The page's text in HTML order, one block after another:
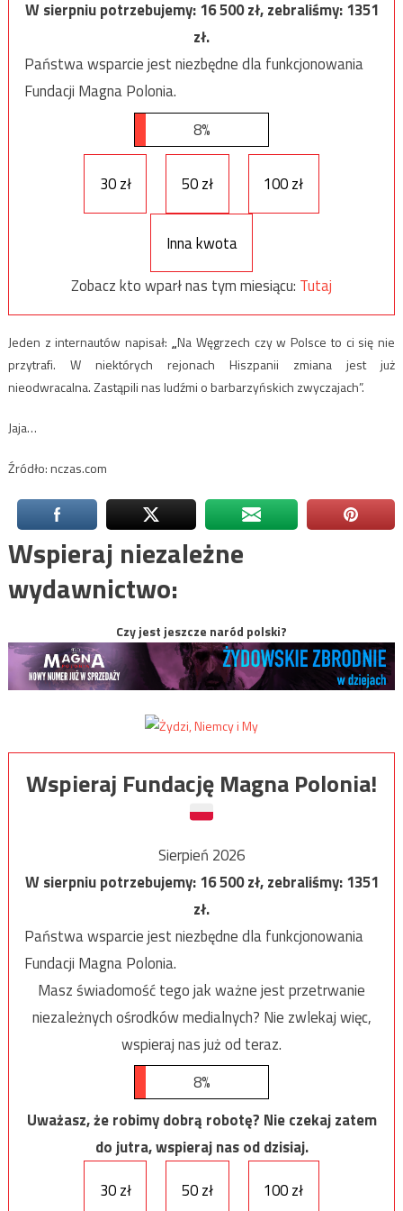
W sierpniu potrzebujemy:16 500zł, zebraliśmy:1351
zł.
Państwa wsparcie jest niezbędne dla funkcjonowania
Fundacji Magna Polonia.
8%
30 zł 50 zł 100 zł
Inna kwota
Zobacz kto wparł nas tym miesiącu: Tutaj
Jeden z internautów napisał: „Na Węgrzech czy w Polsce to ci się nie
przytrafi. W niektórych rejonach Hiszpanii zmiana jest już
nieodwracalna. Zastąpili nas ludźmi o barbarzyńskich zwyczajach”.
Jaja…
Źródło: nczas.com
Wspieraj niezależne
wydawnictwo:
Czy jest jeszcze naród polski?
Wspieraj Fundację Magna Polonia!
Sierpień 2026
W sierpniu potrzebujemy:16 500zł, zebraliśmy:1351
zł.
Państwa wsparcie jest niezbędne dla funkcjonowania
Fundacji Magna Polonia.
Masz świadomość tego jak ważne jest przetrwanie
niezależnych ośrodków medialnych? Nie zwlekaj więc,
wspieraj nas już od teraz.
8%
Uważasz, że robimy dobrą robotę? Nie czekaj zatem
do jutra, wspieraj nas od dzisiaj.
30 zł
50 zł 100 zł